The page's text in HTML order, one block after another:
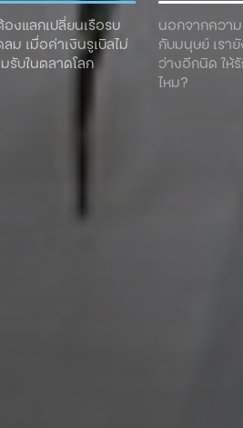
องแลกเปลี่ยนเรือรบ
ม เมื่อค่าเงินรูเบิลไม่
รับในตลาดโลก
นอกจากควา
กับมนุษย์ เรา
ว่างอีกนิด ให้
ไหม?